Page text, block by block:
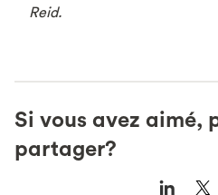
Reid.
Si vous avez aimé,
partager?